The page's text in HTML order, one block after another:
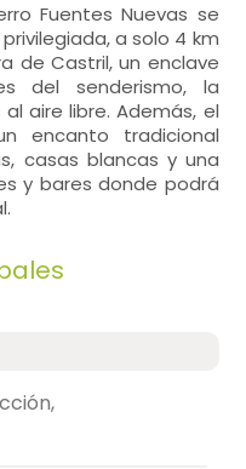
Fuentes Nuevas se
a solo 4 km
de Castril, un enclave
del senderismo, la
aire libre. Además, el
encanto tradicional
casas blancas y una
y bares donde podrá